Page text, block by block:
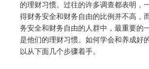
的理财习惯。过往的许多调查都表明，
得财务安全和财务自由的比例并不高，
务安全和财务自由的人群中，最重要的
是他们的理财习惯。如何学会和养成好
以从下面几个步骤着手。